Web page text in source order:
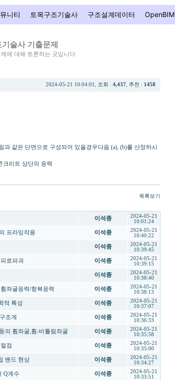
니티 토목구조기술사 구조설계데이터 OpenBIM
술사 기출문제
에 대해 토론하는 곳입니다.
2024-05-21 10:04:01, 조회 : 4,437 , 추천 : 1458
같은 단면으로 구성되어 있을경우다음 (a), (b)를 산정하시
크리트 상단의 응력
목록보기
이석종
2024-05-21
10:01:24
프라잉작용 이석종
2024-05-21
10:40:22
이석종
2024-05-21
10:39:45
로파괴 이석종
2024-05-21
10:39:15
이석종
2024-05-21
10:38:40
좌굴응력/항복응력 이석종
2024-05-21
10:38:13
적 특성 이석종
2024-05-21
10:37:07
조계 이석종
2024-05-21
10:36:33
의 휨좌굴,휨-비틀림좌굴 이석종
2024-05-21
10:35:58
점 이석종
2024-05-21
10:35:00
밴드 현상 이석종
2024-05-21
10:34:27
Q계수 이석종
2024-05-21
10:33:51